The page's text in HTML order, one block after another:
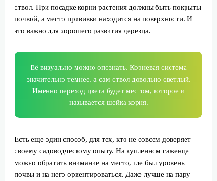
ствол. При посадке корни растения должны быть покрыты
почвой, а место прививки находится на поверхности. И
это важно для хорошего развития деревца.
Её визуально можно опознать. Корневая система
значительно темнее, а сам ствол довольно светлый.
Именно переход цвета будет местом, которое и
называется шейка корня.
Есть еще один способ, для тех, кто не совсем доверяет
своему садоводческому опыту. На купленном саженце
можно обратить внимание на место, где был уровень
почвы и на него ориентироваться. Даже лучше на пару